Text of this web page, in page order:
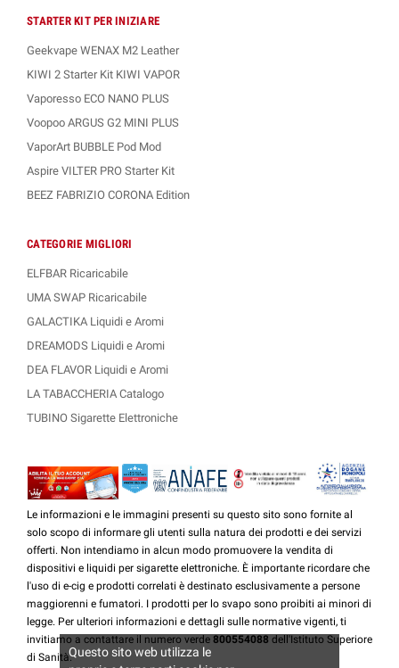
STARTER KIT PER INIZIARE
Geekvape WENAX M2 Leather
KIWI 2 Starter Kit KIWI VAPOR
Vaporesso ECO NANO PLUS
Voopoo ARGUS G2 MINI PLUS
VaporArt BUBBLE Pod Mod
Aspire VILTER PRO Starter Kit
BEEZ FABRIZIO CORONA Edition
CATEGORIE MIGLIORI
ELFBAR Ricaricabile
UMA SWAP Ricaricabile
GALACTIKA Liquidi e Aromi
DREAMODS Liquidi e Aromi
DEA FLAVOR Liquidi e Aromi
LA TABACCHERIA Catalogo
TUBINO Sigarette Elettroniche
Le informazioni e le immagini presenti su questo sito sono fornite al
solo scopo di informare gli utenti sulla natura dei prodotti e dei servizi
offerti. Non intendiamo in alcun modo promuovere la vendita di
dispositivi e liquidi per sigarette elettroniche. È importante ricordare che
l'uso di e-cig e prodotti correlati è destinato esclusivamente a persone
maggiorenni e fumatori. I prodotti per lo svapo sono proibiti ai minori di
legge. Per ulteriori informazioni e dettagli sulle normative vigenti, ti
invitiamo a contattare il numero verde 800554088 dell'Istituto Superiore
di Sanità.Questo sito web utilizza le